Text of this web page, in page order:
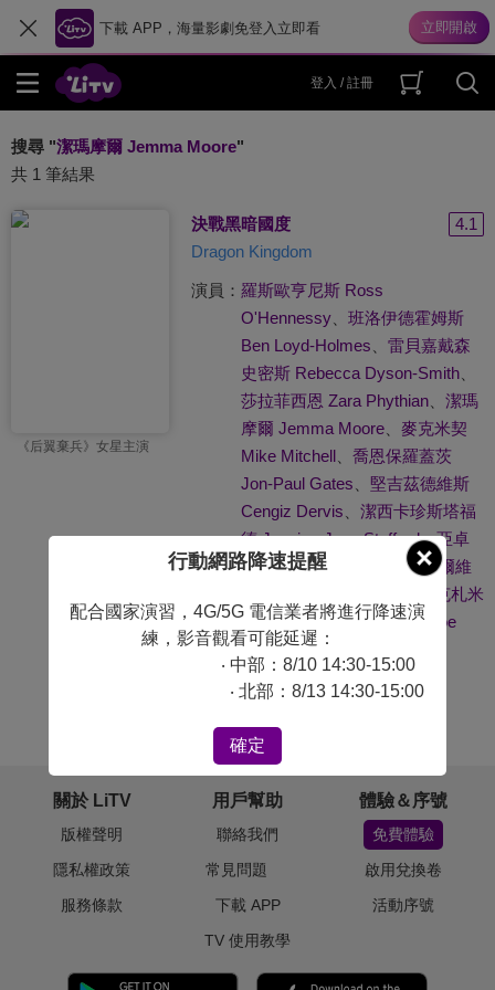
下載 APP，海量影劇免登入立即看
登入 / 註冊
搜尋 "潔瑪摩爾 Jemma Moore"
共 1 筆結果
《后翼棄兵》女星主演
決戰黑暗國度
4.1
Dragon Kingdom
演員： 羅斯歐亨尼斯 Ross
O'Hennessy、 班洛伊德霍姆斯
Ben Loyd-Holmes
雷貝嘉戴森
史密斯 Rebecca Dyson-Smith、
莎拉菲西恩 Zara Phythian、 潔瑪
摩爾 Jemma Moore、 麥克米契
Mike Mitchell、 喬恩保羅蓋茨
Jon-Paul Gates
堅吉茲德維斯
Cengiz Dervis
潔西卡珍斯塔福
德 Jessica-Jane Stafford、亞卓
安布歇 Adrian Bouchet 、希爾維
馬克札米
特 Marc Zammit、喬伊根 Joe
Egan
導演：賽門威爾斯 Simon Wells
關於 LiTV
版權聲明
隱私權政策
服務條款
用戶幫助
聯絡我們
常見問題
下載 APP
TV 使用教學
體驗＆序號
免費體驗
啟用兌換卷
活動序號
行動網路降速提醒
配合國家演習，4G/5G 電信業者將進行降速演
練，影音觀看可能延遲：
‧ 中部：8/10 14:30-15:00
‧ 北部：8/13 14:30-15:00
確定